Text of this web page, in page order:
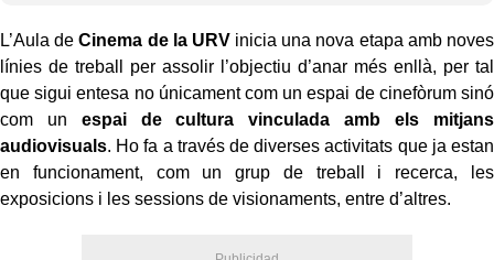
L’Aula deCinema de la URVinicia una nova etapa amb noves
línies de treball per assolir l’objectiu d’anar més enllà, per tal
que sigui entesa no únicament com un espai de cinefòrum sinó
com un espai de cultura vinculada amb els mitjans
audiovisuals. Ho fa a través de diverses activitats que ja estan
en funcionament, com un grup de treball i recerca, les
exposicions i les sessions de visionaments, entre d’altres.